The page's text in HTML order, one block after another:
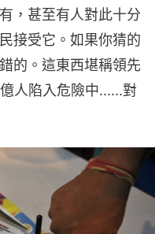
，甚至有人對此十分
接受它。如果你猜的
的。這東西堪稱領先
人陷入危險中......對